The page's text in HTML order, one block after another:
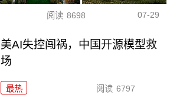
阅读 8698 07-29
美AI失控闯祸，中国开源模型救
场
最热 阅读 6797